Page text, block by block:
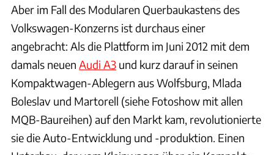
Aber im Fall des Modularen Querbaukastens des
Volkswagen-Konzerns ist durchaus einer
angebracht: Als die Plattform im Juni 2012 mit dem
damals neuen Audi A3 und kurz darauf in seinen
Kompaktwagen-Ablegern aus Wolfsburg, Mlada
Boleslav und Martorell (siehe Fotoshow mit allen
MQB-Baureihen) auf den Markt kam, revolutionierte
sie die Auto-Entwicklung und -produktion. Einen